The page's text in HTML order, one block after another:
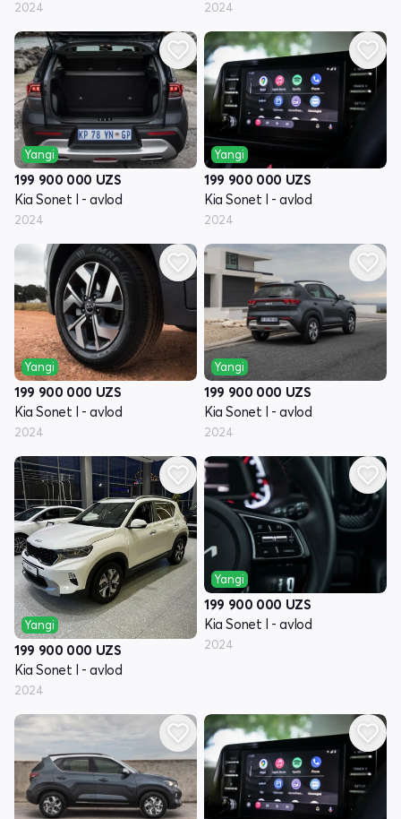
2024 2024
Yangi
199 900 000 UZS
Kia Sonet I - avlod
2024
Yangi
199 900 000 UZS
Kia Sonet I - avlod
2024
Yangi
199 900 000 UZS
Kia Sonet I - avlod
2024
Yangi
199 900 000 UZS
Kia Sonet I - avlod
2024
Yangi
199 900 000 UZS
Kia Sonet I - avlod
2024
Yangi
199 900 000 UZS
Kia Sonet I - avlod
2024